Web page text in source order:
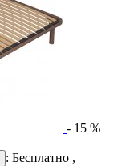
- 15 %
: Бесплатно ,